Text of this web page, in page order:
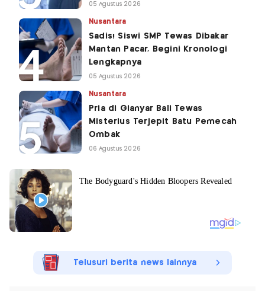
05 Agustus 2026
Nusantara
Sadis! Siswi SMP Tewas Dibakar
Mantan Pacar, Begini Kronologi
Lengkapnya
05 Agustus 2026
Nusantara
Pria di Gianyar Bali Tewas
Misterius Terjepit Batu Pemecah
Ombak
06 Agustus 2026
Telusuri berita news lainnya